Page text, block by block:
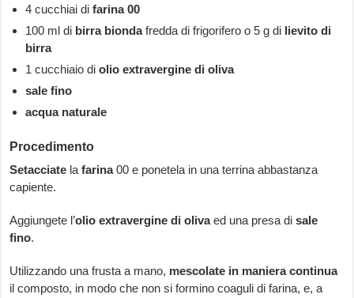
4 cucchiai difarina 00
100 ml di birra biondafredda di frigorifero o 5 g di lievito di
birra
1 cucchiaio di olio extravergine di oliva
sale fino
acqua naturale
Procedimento
Setacciate la farina00 e ponetela in una terrina abbastanza
capiente.
Aggiungete l’olio extravergine di olivaed una presa disale
fino.
Utilizzando una frusta a mano, mescolate in maniera continua
il composto, in modo che non si formino coaguli di farina, e, a